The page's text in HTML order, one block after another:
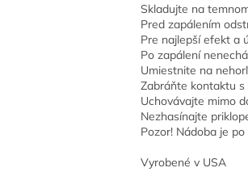
Skladujte na
Pred zapálením
Pre najlepší efekt a
Po zapálení
Umiestnite na
Zabráňte kontaktu
Uchovávajte mimo
Nezhasínajte
Pozor! Nádoba je
Vyrobené v USA